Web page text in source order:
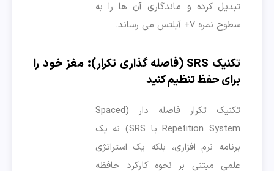
تبدیل کرده و ماندگاری آن ها را به
سطوح نمره ۷+ آیلتس می رساند.
تکنیک SRS (فاصله گذاری تکرار): مغز خود را
برای حفظ تنظیم کنید
تکنیک تکرار فاصله دار (Spaced
Repetition System یا SRS) نه یک
برنامه نرم افزاری، بلکه یک استراتژی
علمی مبتنی بر نحوه کارکرد حافظه